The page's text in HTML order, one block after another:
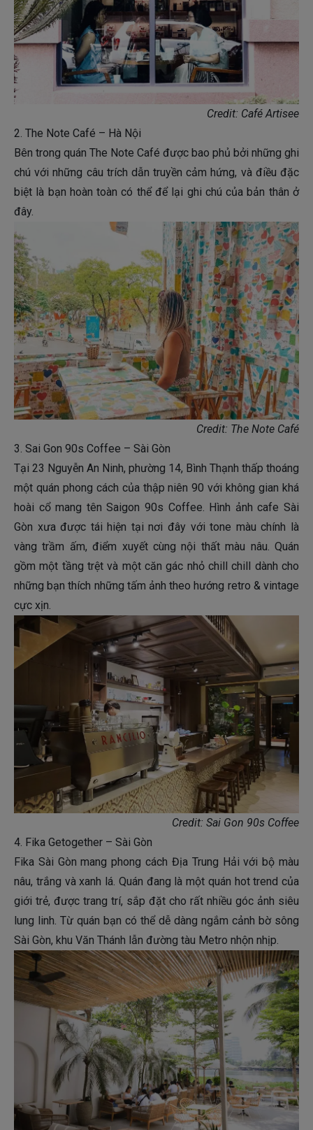
Credit: Café Artisee
2. The Note Café – Hà Nội
Bên trong quán The Note Café được bao phủ bởi những ghi
chú với những câu trích dẫn truyền cảm hứng, và điều đặc
biệt là bạn hoàn toàn có thể để lại ghi chú của bản thân ở
đây.
Credit: The Note Café
3. Sai Gon 90s Coffee – Sài Gòn
Tại 23 Nguyễn An Ninh, phường 14, Bình Thạnh thấp thoáng
một quán phong cách của thập niên 90 với không gian khá
hoài cổ mang tên Saigon 90s Coffee. Hình ảnh cafe Sài
Gòn xưa được tái hiện tại nơi đây với tone màu chính là
vàng trầm ấm, điểm xuyết cùng nội thất màu nâu. Quán
gồm một tầng trệt và một căn gác nhỏ chill chill dành cho
những bạn thích những tấm ảnh theo hướng retro & vintage
cực xịn.
Credit: Sai Gon 90s Coffee
4. Fika Getogether – Sài Gòn
Fika Sài Gòn mang phong cách Địa Trung Hải với bộ màu
nâu, trắng và xanh lá. Quán đang là một quán hot trend của
giới trẻ, được trang trí, sắp đặt cho rất nhiều góc ảnh siêu
lung linh. Từ quán bạn có thể dễ dàng ngắm cảnh bờ sông
Sài Gòn, khu Văn Thánh lẫn đường tàu Metro nhộn nhịp.